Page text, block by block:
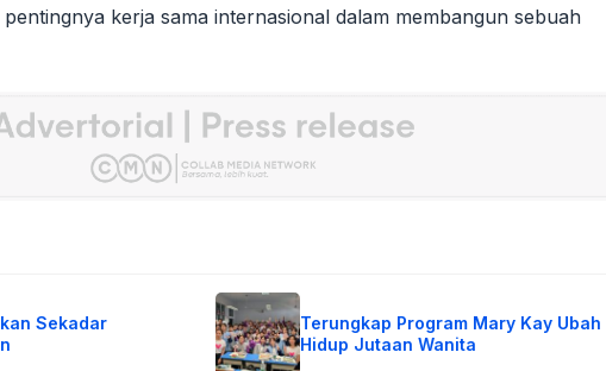
kerja sama internasional dalam membangun sebuah
Sekadar
Terungkap Program Mary Kay Ubah
Hidup Jutaan Wanita